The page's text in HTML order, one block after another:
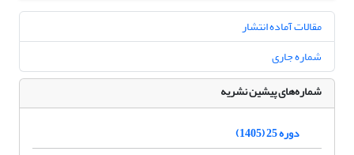
مقالات آماده انتشار
شماره جاری
شماره‌های پیشین نشریه
دوره 25 (1405)